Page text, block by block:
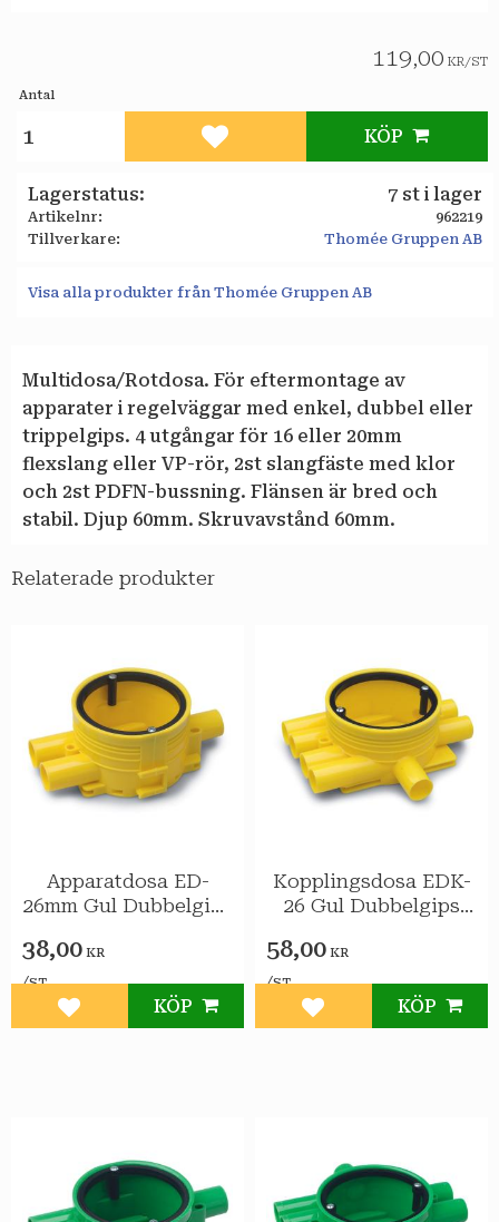
119,00 KR/ST
Antal
KÖP
Lägg till i favoriter
Lagerstatus 7 st i lager
Artikelnr
962219
Tillverkare
Thomée Gruppen AB
Visa alla produkter från Thomée Gruppen AB
Multidosa/Rotdosa. För eftermontage av
apparater i regelväggar med enkel, dubbel eller
trippelgips. 4 utgångar för 16 eller 20mm
flexslang eller VP-rör, 2st slangfäste med klor
och 2st PDFN-bussning. Flänsen är bred och
stabil. Djup 60mm. Skruvavstånd 60mm.
Relaterade produkter
Apparatdosa ED-
26mm Gul Dubbelgips
38,00 KR
/ST
Lägg till i favoriter
KÖP
Kopplingsdosa EDK-
26 Gul Dubbelgips
58,00 KR
/ST
Lägg till i favoriter
KÖP